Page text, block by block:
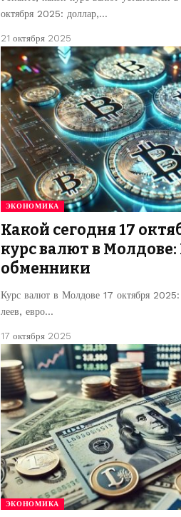
октября 2025: доллар,…
21 октября 2025
ЭКОНОМИКА
Какой сегодня 17
курс валют в
обменники
Курс валют в Молдове 17 октября
леев, евро…
17 октября 2025
ЭКОНОМИКА